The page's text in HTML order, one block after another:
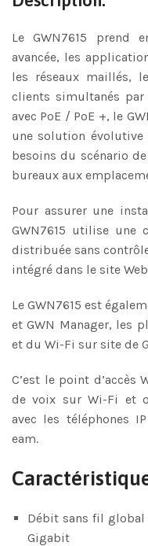
Le GWN7615 prend
avancée, les
les réseaux maillés,
clients simultanés par
avec PoE / PoE +, le
une solution
besoins du scénario
bureaux aux
Pour assurer une
GWN7615 utilise une
distribuée sans
intégré dans le site
Le GWN7615 est
et GWN Manager, les
et du Wi-Fi sur site de
C’est le point
de voix sur Wi-Fi et
avec les téléphones
eam.
Débit sans fil
Gigabit